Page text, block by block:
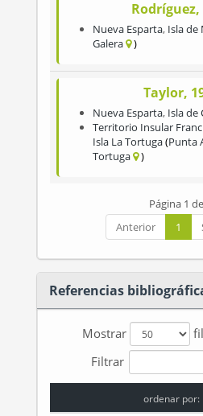
Rodríguez,
Nueva Esparta, Isla de
Galera
Taylor,
Nueva Esparta, Isla de
Territorio Insular
Isla La Tortuga Punta
Tortuga
Página 1
Anterior
1
Referencias
Mostrar
Filtrar
ordenar por: